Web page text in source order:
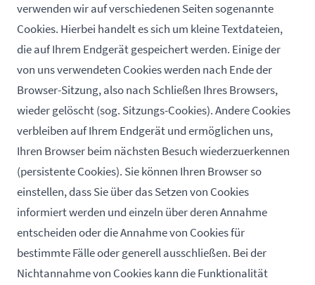
verwenden wir auf verschiedenen Seiten sogenannte
Cookies. Hierbei handelt es sich um kleine Textdateien,
die auf Ihrem Endgerät gespeichert werden. Einige der
von uns verwendeten Cookies werden nach Ende der
Browser-Sitzung, also nach Schließen Ihres Browsers,
wieder gelöscht (sog. Sitzungs-Cookies). Andere Cookies
verbleiben auf Ihrem Endgerät und ermöglichen uns,
Ihren Browser beim nächsten Besuch wiederzuerkennen
(persistente Cookies). Sie können Ihren Browser so
einstellen, dass Sie über das Setzen von Cookies
informiert werden und einzeln über deren Annahme
entscheiden oder die Annahme von Cookies für
bestimmte Fälle oder generell ausschließen. Bei der
Nichtannahme von Cookies kann die Funktionalität